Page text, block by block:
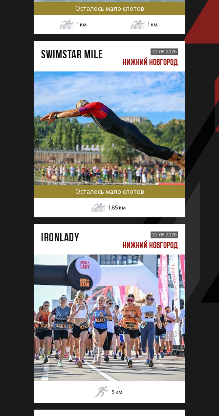
Осталось мало слотов
1 км 1 км
SWIMSTAR MILE 22.08.2026
НИЖНИЙ НОВГОРОД
Осталось мало слотов
1,85 км
IRONLADY 22.08.2026
НИЖНИЙ НОВГОРОД
5 км